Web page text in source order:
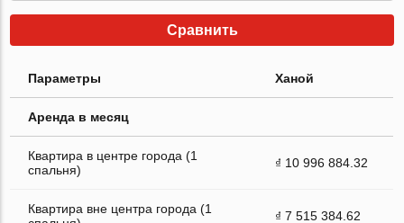
Сравнить
Параметры Ханой
Аренда в месяц
Квартира в центре города (1
спальня)
₫ 10 996 884.32
Квартира вне центра города (1
₫ 7 515 384.62